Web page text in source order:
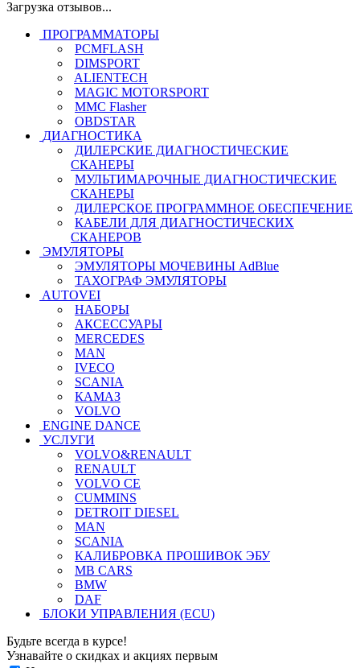
Загрузка отзывов...
ПРОГРАММАТОРЫ
PCMFLASH
DIMSPORT
ALIENTECH
MAGIC MOTORSPORT
MMC Flasher
OBDSTAR
ДИАГНОСТИКА
ДИЛЕРСКИЕ ДИАГНОСТИЧЕСКИЕ
СКАНЕРЫ
МУЛЬТИМАРОЧНЫЕ ДИАГНОСТИЧЕСКИЕ
СКАНЕРЫ
ДИЛЕРСКОЕ ПРОГРАММНОЕ ОБЕСПЕЧЕНИЕ
КАБЕЛИ ДЛЯ ДИАГНОСТИЧЕСКИХ
СКАНЕРОВ
ЭМУЛЯТОРЫ
ЭМУЛЯТОРЫ МОЧЕВИНЫ АdBlue
ТАХОГРАФ ЭМУЛЯТОРЫ
AUTOVEI
НАБОРЫ
АКСЕССУАРЫ
MERCEDES
MAN
IVECO
SCANIA
КАМАЗ
VOLVO
ENGINE DANCE
УСЛУГИ
VOLVO&RENAULT
RENAULT
VOLVO CE
CUMMINS
DETROIT DIESEL
MAN
SCANIA
КАЛИБРОВКА ПРОШИВОК ЭБУ
MB CARS
BMW
DAF
БЛОКИ УПРАВЛЕНИЯ (ECU)
Будьте всегда в курсе!
Узнавайте о скидках и акциях первым